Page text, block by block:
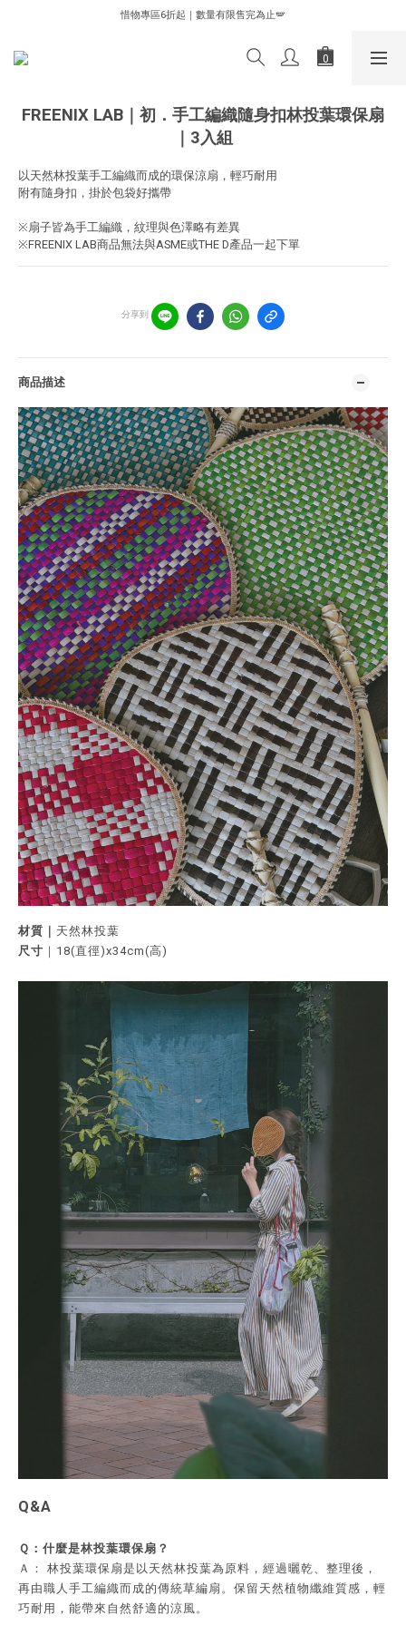
✨✨✨新客首購✨✨✨熱銷產品體驗價85折✨✨✨
惜物專區6折起｜數量有限售完為止🪽
✨✨✨新客首購✨✨✨熱銷產品體驗價85折✨✨✨
FREENIX LAB｜初．手工編織隨身扣林投葉環保扇
｜3入組
以天然林投葉手工編織而成的環保涼扇，輕巧耐用
附有隨身扣，掛於包袋好攜帶
※扇子皆為手工編織，紋理與色澤略有差異
※FREENIX LAB商品無法與ASME或THE D產品一起下單
分享到
商品描述
材質｜ 天然林投葉
尺寸 ｜18(直徑)x34cm(高)
Q&A
Ｑ： 什麼是林投葉環保扇？
Ａ： 林投葉環保扇是以天然林投葉為原料，經過曬乾、整理後，
再由職人手工編織而成的傳統草編扇。保留天然植物纖維質感，輕
巧耐用，能帶來自然舒適的涼風。